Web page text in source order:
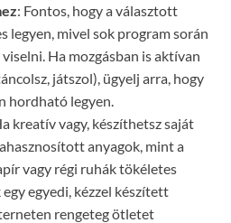
: Fontos, hogy a választott
legyen, mivel sok program során
Ha mozgásban is aktívan
játszol), ügyelj arra, hogy
hordható legyen.
kreatív vagy, készíthetsz saját
anyagok, mint a
vagy régi ruhák tökéletes
egyedi, kézzel készített
rengeteg ötletet